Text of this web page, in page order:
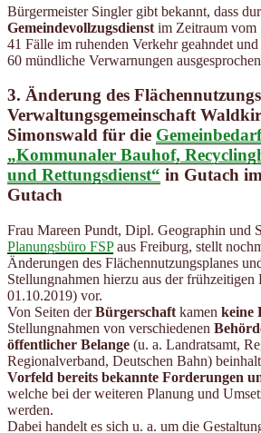
Bürgermeister Singler gibt bekannt, dass
Gemeindevollzugsdienst im Zeitraum vom
41 Fälle im ruhenden Verkehr geahndet
60 mündliche Verwarnungen
3. Änderung des
Verwaltungsgemeinschaft
Simonswald für die
„Kommunaler Bauhof,
und Rettungsdienst“ in Gutach
Gutach
Frau Mareen Pundt, Dipl. Geographin und
Planungsbüro FSPaus Freiburg, stellt
Änderungen des Flächennutzungsplanes
Stellungnahmen hierzu aus der
01.10.2019) vor.
Von Seiten derBürgerschaft kamen keine
Stellungnahmen von verschiedenen
öffentlicher Belange (u. a. Landratsamt,
Regionalverband, Deutschen Bahn)
Vorfeld bereits bekannte Forderungen
welche bei der weiteren Planung und
werden.
Dabei handelt es sich u. a. um die